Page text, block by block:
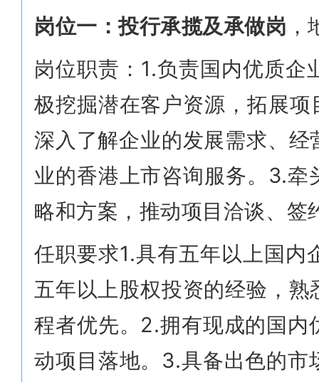
岗位一：投行承揽及承做岗
岗位职责：1.负责国内优质
极挖掘潜在客户资源，拓展
深入了解企业的发展需求、
业的香港上市咨询服务。3.
略和方案，推动项目洽谈、签
任职要求1.具有五年以上国
五年以上股权投资的经验，
程者优先。2.拥有现成的国
动项目落地。3.具备出色的